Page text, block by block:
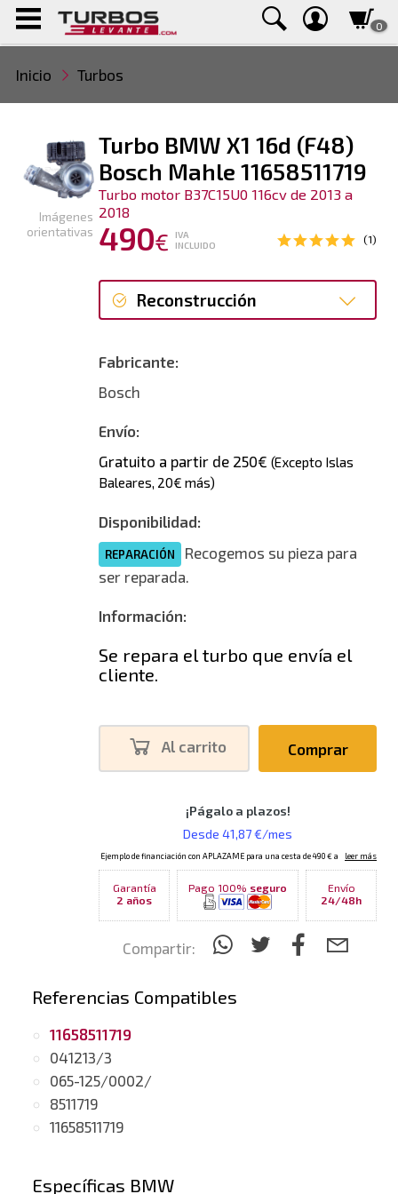
0
Inicio Turbos
Turbo BMW X1 16d (F48)
Bosch Mahle 11658511719
Turbo motor B37C15U0 116cv de 2013 a
2018
490€
IVA
INCLUIDO
(1)
Reconstrucción
Fabricante:
Bosch
Envío:
Gratuito a partir de 250€ (Excepto Islas
Baleares, 20€ más)
Disponibilidad:
REPARACIÓN
Recogemos su pieza para
ser reparada.
Información:
Se repara el turbo que envía el
cliente.
Al carrito Comprar
Garantía
2 años
Pago 100% seguro
Envío
24/48h
Compartir:
Imágenes
orientativas
Referencias Compatibles
11658511719
041213/3
065-125/0002/
8511719
11658511719
Específicas BMW